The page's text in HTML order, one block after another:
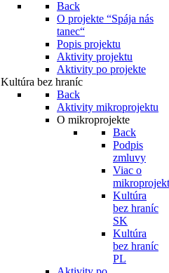
Back
O projekte “Spája nás
tanec“
Popis projektu
Aktivity projektu
Aktivity po projekte
Kultúra bez hraníc
Back
Aktivity mikroprojektu
O mikroprojekte
Back
Podpis
zmluvy
Viac o
Kultúra
bez hraníc
SK
Kultúra
bez hraníc
PL